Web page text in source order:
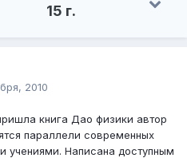
15 г.
2010
книга Дао физики автор
параллели современных
учениями. Написана доступным